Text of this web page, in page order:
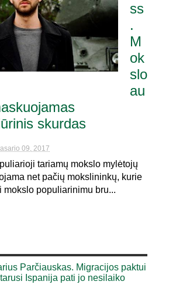
ss
.
M
ok
slo
au
skurdas
09, 2017
tariamų mokslo mylėtojų
net pačių mokslininkų, kurie
mokslo populiarinimu bru...
Parčiauskas. Migracijos paktui
Ispanija pati jo nesilaiko